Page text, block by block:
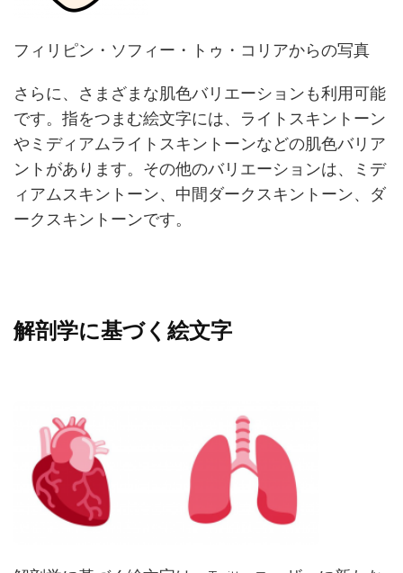
フィリピン・ソフィー・トゥ・コリアからの写真
さらに、さまざまな肌色バリエーションも利用可能
です。指をつまむ絵文字には、ライトスキントーン
やミディアムライトスキントーンなどの肌色バリア
ントがあります。その他のバリエーションは、ミデ
ィアムスキントーン、中間ダークスキントーン、ダ
ークスキントーンです。
解剖学に基づく絵文字